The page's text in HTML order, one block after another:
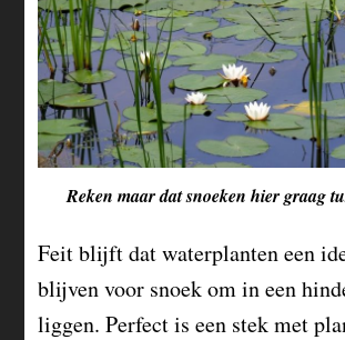
Reken maar dat snoeken hier graag
Feit blijft dat waterplanten een
blijven voor snoek om in een
liggen. Perfect is een stek met